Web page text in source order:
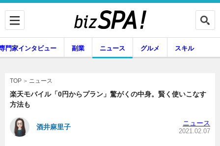
専門家インタビュー
門家インタビュー 副業 ニュース グルメ スキル
TOP ニュース
楽天モバイル「0円からプラン」驚がくの中身。賢く使いこなす
方法も
酒井麻里子 ニュース
2021.02.07